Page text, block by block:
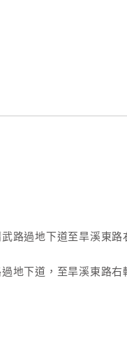
路過地下道至旱溪東路
地下道，至旱溪東路右